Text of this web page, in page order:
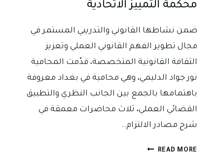
محكمة التمييز الاتحادية
ضمن نشاطها القانوني والتدريبي المستمر في
مجال تطوير الفهم القانوني العملي وتعزيز
الثقافة القانونية المتخصصة، قدّمت المحامية
نور جواد الدليمي، وهي محامية في بغداد معروفة
باهتمامها بالجمع بين الجانب النظري والتطبيق
القضائي العملي، ثلاث محاضرات معمقة في
شرح مصادر الالتزام…
READ MORE المحامية